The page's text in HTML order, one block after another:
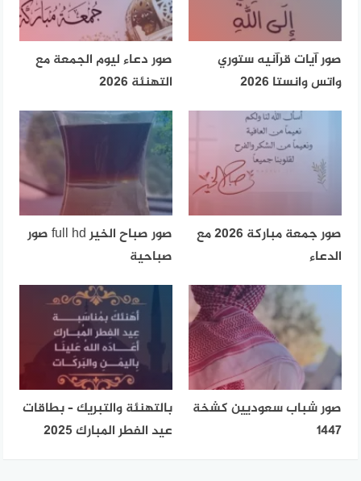
صور آيات قرآنيه ستوري
واتس وانستا 2026
صور دعاء ليوم الجمعة مع
التهنئة 2026
صور جمعة مباركة 2026 مع
الدعاء
صور صباح الخير full hd صور
صباحية
صور شباب سعوديين كشخة
1447
بالتهنئة والتبريك – بطاقات
عيد الفطر المبارك 2025